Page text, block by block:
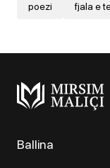
poezi fjala e
Ballina